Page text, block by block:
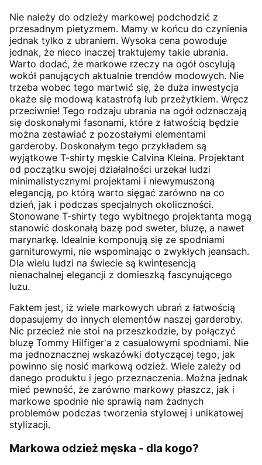
Nie należy do odzieży markowej podchodzić z
przesadnym pietyzmem. Mamy w końcu do czynienia
jednak tylko z ubraniem. Wysoka cena powoduje
jednak, że nieco inaczej traktujemy takie ubrania.
Warto dodać, że markowe rzeczy na ogół oscylują
wokół panujących aktualnie trendów modowych. Nie
trzeba wobec tego martwić się, że duża inwestycja
okaże się modową katastrofą lub przeżytkiem. Wręcz
przeciwnie! Tego rodzaju ubrania na ogół odznaczają
się doskonałymi fasonami, które z łatwością będzie
można zestawiać z pozostałymi elementami
garderoby. Doskonałym tego przykładem są
wyjątkowe T-shirty męskie Calvina Kleina. Projektant
od początku swojej działalności urzekał ludzi
minimalistycznymi projektami i niewymuszoną
elegancją, po którą warto sięgać zarówno na co
dzień, jak i podczas specjalnych okoliczności.
Stonowane T-shirty tego wybitnego projektanta mogą
stanowić doskonałą bazę pod sweter, bluzę, a nawet
marynarkę. Idealnie komponują się ze spodniami
garniturowymi, nie wspominając o zwykłych jeansach.
Dla wielu ludzi na świecie są kwintesencją
nienachalnej elegancji z domieszką fascynującego
luzu.
Faktem jest, iż wiele markowych ubrań z łatwością
dopasujemy do innych elementów naszej garderoby.
Nic przecież nie stoi na przeszkodzie, by połączyć
bluzę Tommy Hilfiger'a z casualowymi spodniami. Nie
ma jednoznacznej wskazówki dotyczącej tego, jak
powinno się nosić markową odzież. Wiele zależy od
danego produktu i jego przeznaczenia. Można jednak
mieć pewność, że zarówno markowy płaszcz, jak i
markowe spodnie nie sprawią nam żadnych
problemów podczas tworzenia stylowej i unikatowej
stylizacji.
Markowa odzież męska - dla kogo?